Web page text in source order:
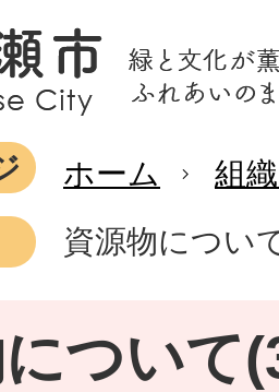
ホーム
組
資源物につい
ついて